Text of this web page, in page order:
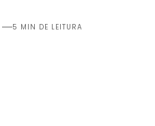
5 MIN DE LEITURA